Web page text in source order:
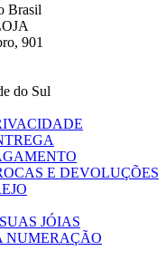
Brasil
901
do Sul
E DEVOLUÇÕES
JÓIAS
NUMERAÇÃO